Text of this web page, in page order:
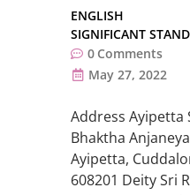
ENGLISH
SIGNIFICANT
0 Comments
May 27, 2022
Address Ayipetta
Bhaktha
Ayipetta,
608201 Deity Sri